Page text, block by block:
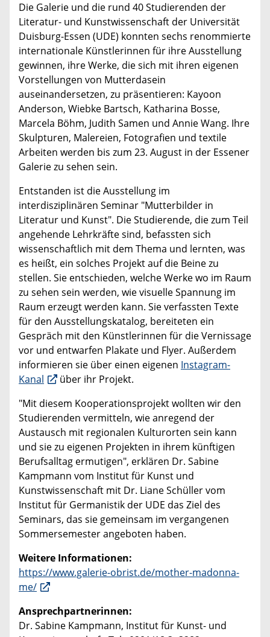
Die Galerie und die rund 40 Studierenden der
Literatur- und Kunstwissenschaft der Universität
Duisburg-Essen (UDE) konnten sechs renommierte
internationale Künstlerinnen für ihre Ausstellung
gewinnen, ihre Werke, die sich mit ihren eigenen
Vorstellungen von Mutterdasein
auseinandersetzen, zu präsentieren: Kayoon
Anderson, Wiebke Bartsch, Katharina Bosse,
Marcela Böhm, Judith Samen und Annie Wang. Ihre
Skulpturen, Malereien, Fotografien und textile
Arbeiten werden bis zum 23. August in der Essener
Galerie zu sehen sein.
Entstanden ist die Ausstellung im
interdisziplinären Seminar "Mutterbilder in
Literatur und Kunst". Die Studierende, die zum Teil
angehende Lehrkräfte sind, befassten sich
wissenschaftlich mit dem Thema und lernten, was
es heißt, ein solches Projekt auf die Beine zu
stellen. Sie entschieden, welche Werke wo im Raum
zu sehen sein werden, wie visuelle Spannung im
Raum erzeugt werden kann. Sie verfassten Texte
für den Ausstellungskatalog, bereiteten ein
Gespräch mit den Künstlerinnen für die Vernissage
vor und entwarfen Plakate und Flyer. Außerdem
informieren sie über einen eigenen Instagram-
Kanal
über ihr Projekt.
"Mit diesem Kooperationsprojekt wollten wir den
Studierenden vermitteln, wie anregend der
Austausch mit regionalen Kulturorten sein kann
und sie zu eigenen Projekten in ihrem künftigen
Berufsalltag ermutigen", erklären Dr. Sabine
Kampmann vom Institut für Kunst und
Kunstwissenschaft mit Dr. Liane Schüller vom
Institut für Germanistik der UDE das Ziel des
Seminars, das sie gemeinsam im vergangenen
Sommersemester angeboten haben.
Weitere Informationen:
https://www.galerie-obrist.de/mother-madonna-
me/
Ansprechpartnerinnen:
Dr. Sabine Kampmann, Institut für Kunst- und